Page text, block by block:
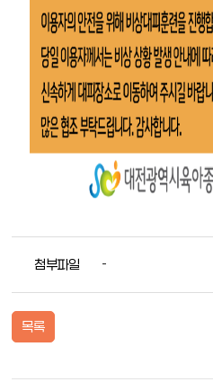
첨부파일 -
목록